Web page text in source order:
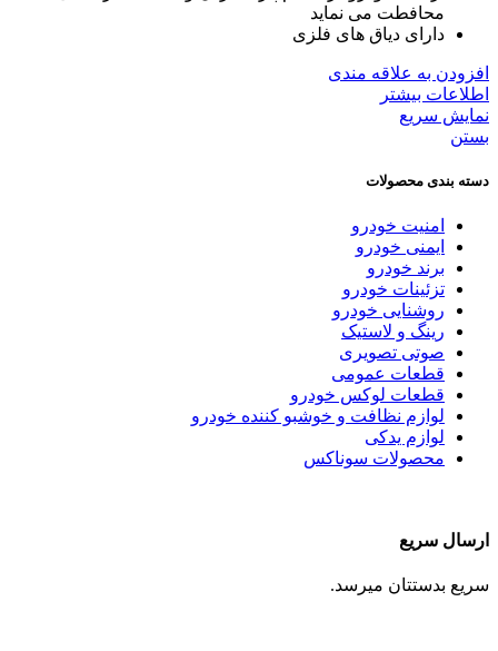
محافطت می نماید
دارای دیاق های فلزی
افزودن به علاقه مندی
اطلاعات بیشتر
نمایش سریع
بستن
دسته بندی محصولات
امنیت خودرو
ایمنی خودرو
برند خودرو
تزئینات خودرو
روشنایی خودرو
رینگ و لاستیک
صوتی تصویری
قطعات عمومی
قطعات لوکس خودرو
لوازم نظافت و خوشبو کننده خودرو
لوازم یدکی
محصولات سوناکس
ارسال سریع
سریع بدستتان میرسد.